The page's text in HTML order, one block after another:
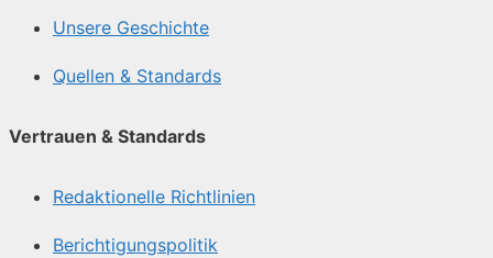
Unsere Geschichte
Quellen & Standards
Vertrauen & Standards
Redaktionelle Richtlinien
Berichtigungspolitik